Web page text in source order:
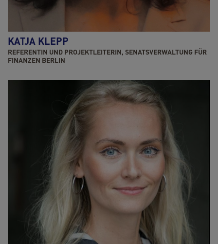
KATJA KLEPP
REFERENTIN UND PROJEKTLEITERIN, SENATSVERWALTUNG FÜR
FINANZEN BERLIN